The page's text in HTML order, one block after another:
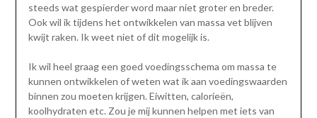
steeds wat gespierder word maar niet groter en breder.
Ook wil ik tijdens het ontwikkelen van massa vet blijven
kwijt raken. Ik weet niet of dit mogelijk is.
Ik wil heel graag een goed voedingsschema om massa te
kunnen ontwikkelen of weten wat ik aan voedingswaarden
binnen zou moeten krijgen. Eiwitten, calorieën,
koolhydraten etc. Zou je mij kunnen helpen met iets van